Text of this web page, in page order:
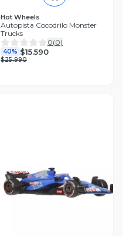
Hot Wheels
Autopista Cocodrilo Monster
Trucks
0(0)
40% $15.590
$25.990